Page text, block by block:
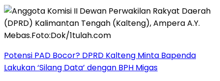
Potensi PAD Bocor? DPRD Kalteng Minta Bapenda
Lakukan ‘Silang Data’ dengan BPH Migas